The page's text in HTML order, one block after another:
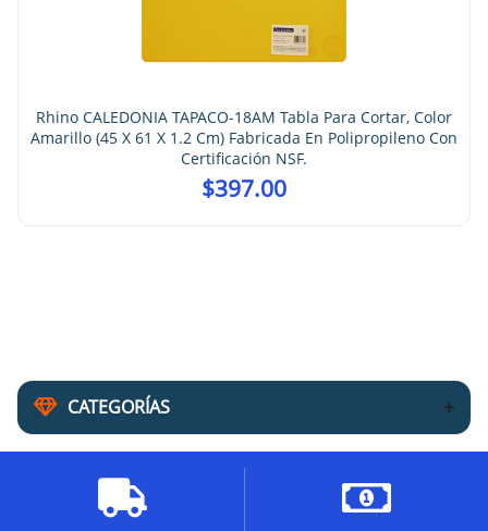
CATEGORÍAS
Rhino CALEDONIA TAPACO-18AM Tabla Para Cortar, Color
Amarillo (45 X 61 X 1.2 Cm) Fabricada En Polipropileno Con
Certificación NSF.
$397.00